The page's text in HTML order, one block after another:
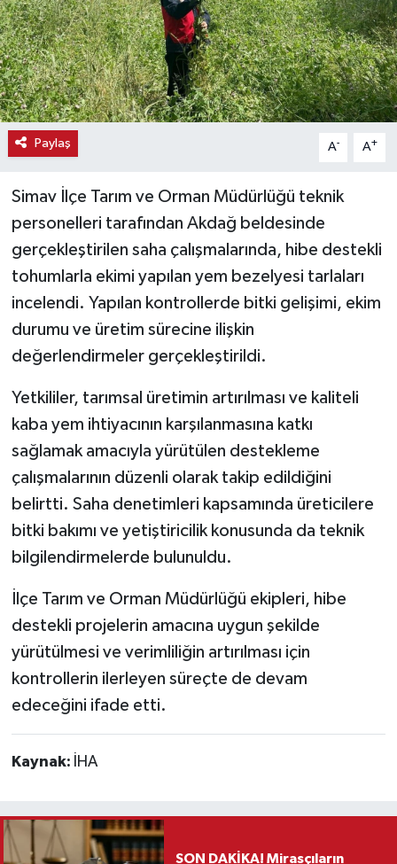
Paylaş A- A+
Simav İlçe Tarım ve Orman Müdürlüğü teknik
personelleri tarafından Akdağ beldesinde
gerçekleştirilen saha çalışmalarında, hibe destekli
tohumlarla ekimi yapılan yem bezelyesi tarlaları
incelendi. Yapılan kontrollerde bitki gelişimi, ekim
durumu ve üretim sürecine ilişkin
değerlendirmeler gerçekleştirildi.
Yetkililer, tarımsal üretimin artırılması ve kaliteli
kaba yem ihtiyacının karşılanmasına katkı
sağlamak amacıyla yürütülen destekleme
çalışmalarının düzenli olarak takip edildiğini
belirtti. Saha denetimleri kapsamında üreticilere
bitki bakımı ve yetiştiricilik konusunda da teknik
bilgilendirmelerde bulunuldu.
İlçe Tarım ve Orman Müdürlüğü ekipleri, hibe
destekli projelerin amacına uygun şekilde
yürütülmesi ve verimliliğin artırılması için
kontrollerin ilerleyen süreçte de devam
edeceğini ifade etti.
Kaynak: İHA
SON DAKİKA! Mirasçıların
Kültür-Sanat
Magazin
Resmi İlanlar
Seri İlan
Siyaset
Spor
Vasıta
Vefat Haberleri
Yaşam